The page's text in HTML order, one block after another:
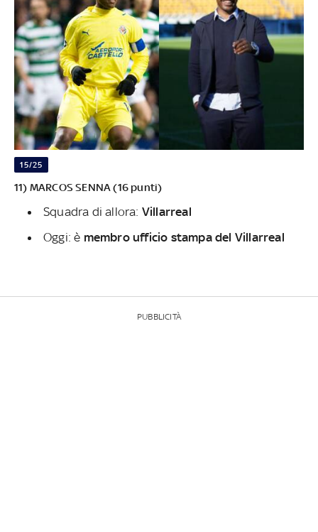
15/25
11) MARCOS SENNA (16 punti)
Squadra di allora: Villarreal
Oggi: è membro ufficio stampa del Villarreal
PUBBLICITÀ